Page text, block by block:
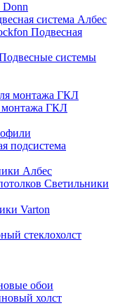
Donn
система Албес
Подвесная
системы
ГКЛ
подсистема
Албес
Светильники
Varton
стеклохолст
обои
холст